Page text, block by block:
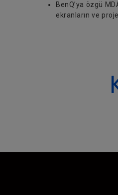
BenQ’ya özgü
ekranların ve